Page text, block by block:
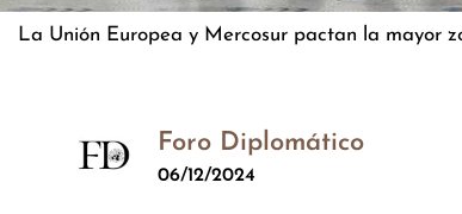
La Unión Europea y Mercosur pactan la mayor
Foro Diplomático
06/12/2024